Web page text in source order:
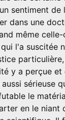
sentiment de
dans une
même
l'a suscitée
y a perçue et
sérieuse
le
en le niant